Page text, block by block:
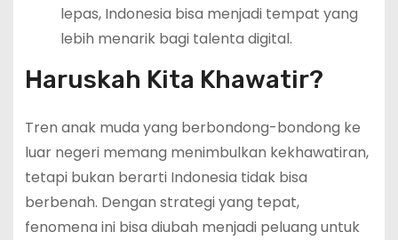
lepas, Indonesia bisa menjadi tempat yang
lebih menarik bagi talenta digital.
Haruskah Kita Khawatir?
Tren anak muda yang berbondong-bondong ke
luar negeri memang menimbulkan kekhawatiran,
tetapi bukan berarti Indonesia tidak bisa
berbenah. Dengan strategi yang tepat,
fenomena ini bisa diubah menjadi peluang untuk